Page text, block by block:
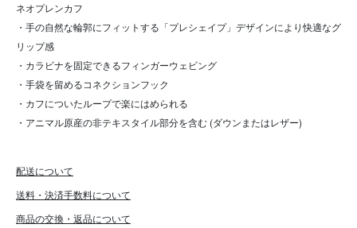
ネオプレンカフ
・手の自然な輪郭にフィットする「プレシェイプ」デザインにより快適なグ
リップ感
・カラビナを固定できるフィンガーウェビング
・手袋を留めるコネクションフック
・カフについたループで楽にはめられる
・アニマル原産の非テキスタイル部分を含む (ダウンまたはレザー)
配送について
送料・決済手数料について
商品の交換・返品について